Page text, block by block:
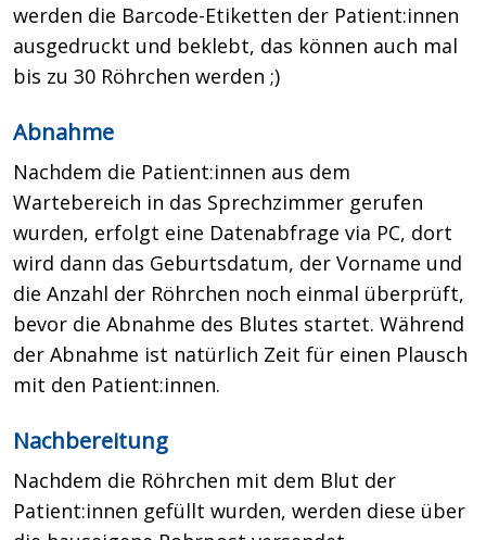
werden die Barcode-Etiketten der Patient:innen
ausgedruckt und beklebt, das können auch mal
bis zu 30 Röhrchen werden ;)
Abnahme
Nachdem die Patient:innen aus dem
Wartebereich in das Sprechzimmer gerufen
wurden, erfolgt eine Datenabfrage via PC, dort
wird dann das Geburtsdatum, der Vorname und
die Anzahl der Röhrchen noch einmal überprüft,
bevor die Abnahme des Blutes startet. Während
der Abnahme ist natürlich Zeit für einen Plausch
mit den Patient:innen.
Nachbereitung
Nachdem die Röhrchen mit dem Blut der
Patient:innen gefüllt wurden, werden diese über